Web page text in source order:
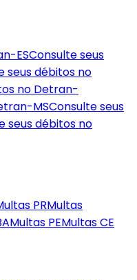
ESConsulte seus
seus débitos no
no Detran-
MSConsulte seus
seus débitos no
PRMultas
Multas PEMultasCE